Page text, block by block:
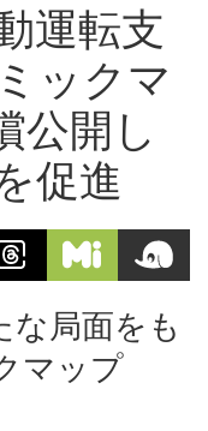
運転支
ックマ
公開し
促進
な局面をも
マップ